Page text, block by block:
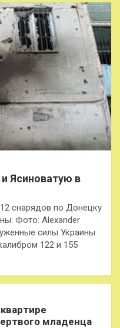
Ясиноватую в
снарядов по Донецку
Фото: Alexander
силы Украины
122 и 155
младенца